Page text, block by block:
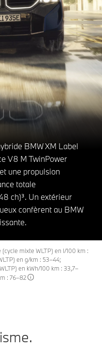
BMW XM Label
V8 M TwinPower
une propulsion
totale
ch)³. Un extérieur
confèrent au BMW
mixte WLTP) en l/100 km :
en g/km : 53–44;
en kWh/100 km : 33,7–
: 76–82